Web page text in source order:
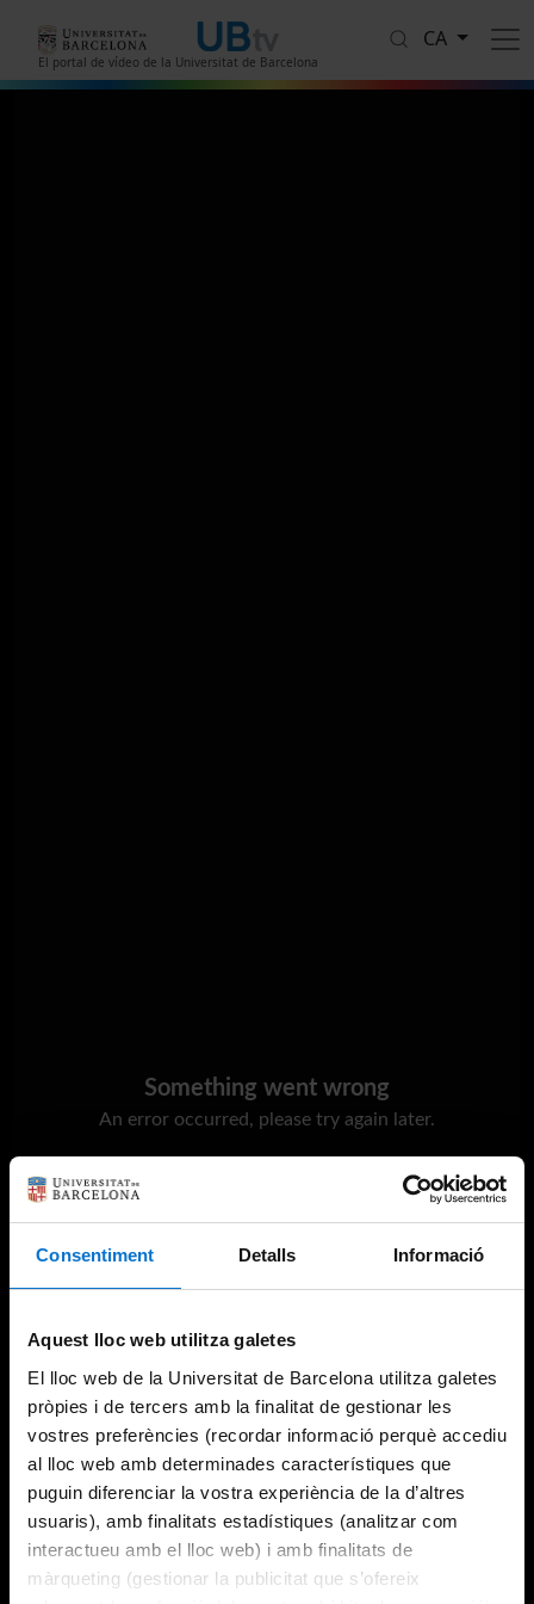
Consentiment Detalls Informació
Aquest lloc web utilitza galetes
El lloc web de la Universitat de Barcelona utilitza galetes
pròpies i de tercers amb la finalitat de gestionar les
vostres preferències (recordar informació perquè accediu
al lloc web amb determinades característiques que
puguin diferenciar la vostra experiència de la d’altres
usuaris), amb finalitats estadístiques (analitzar com
interactueu amb el lloc web) i amb finalitats de
màrqueting (gestionar la publicitat que s’ofereix
El portal de vídeo de la Universitat de Barcelona
CA
Something went wrong
An error occurred, please try again later.
Try again